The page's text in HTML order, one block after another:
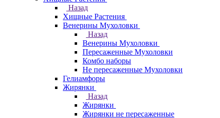
Назад
Хищные Растения
Венерины Мухоловки
Назад
Венерины Мухоловки
Пересаженные Мухоловки
Комбо наборы
Не пересаженные Мухоловки
Гелиамфоры
Жирянки
Назад
Жирянки
Жирянки не пересаженные